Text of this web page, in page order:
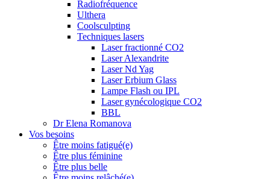
Radiofréquence
Ulthera
Coolsculpting
Techniques lasers
Laser fractionné CO2
Laser Alexandrite
Laser Nd Yag
Laser Erbium Glass
Lampe Flash ou IPL
Laser gynécologique CO2
BBL
Dr Elena Romanova
Vos besoins
Être moins fatigué(e)
Être plus féminine
Être plus belle